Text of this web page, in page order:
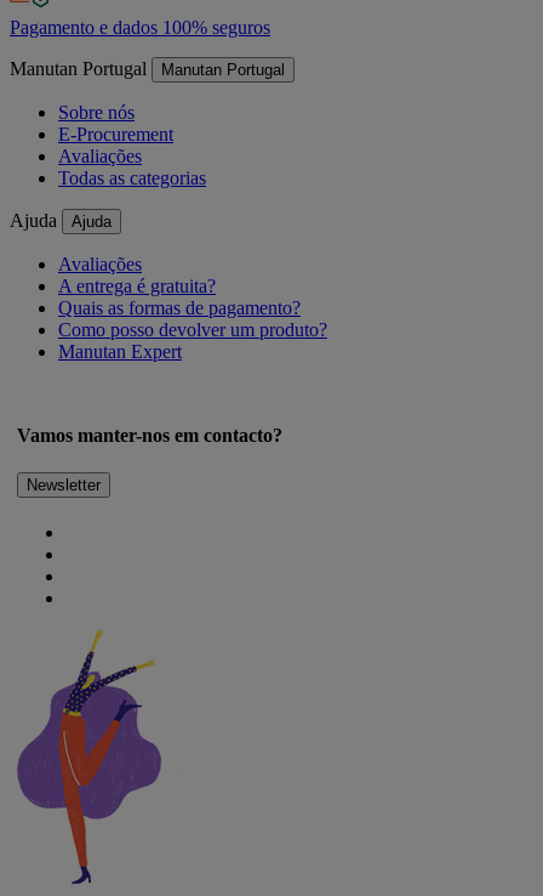
Pagamento e dados 100% seguros
Manutan Portugal
Manutan Portugal
Sobre nós
E-Procurement
Avaliações
Todas as categorias
Ajuda Ajuda
Avaliações
A entrega é gratuita?
Quais as formas de pagamento?
Como posso devolver um produto?
Manutan Expert
Vamos manter-nos em contacto?
Newsletter